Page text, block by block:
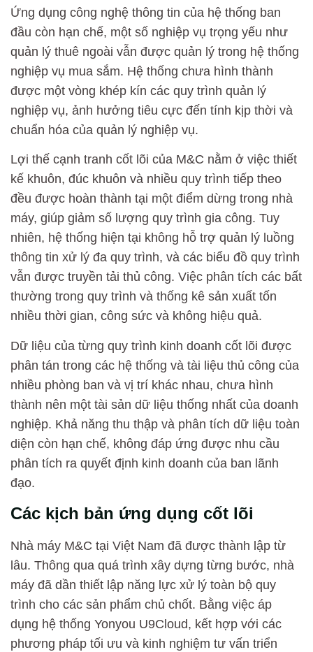
Ứng dụng công nghệ thông tin của hệ thống ban
đầu còn hạn chế, một số nghiệp vụ trọng yếu như
quản lý thuê ngoài vẫn được quản lý trong hệ thống
nghiệp vụ mua sắm. Hệ thống chưa hình thành
được một vòng khép kín các quy trình quản lý
nghiệp vụ, ảnh hưởng tiêu cực đến tính kịp thời và
chuẩn hóa của quản lý nghiệp vụ.
Lợi thế cạnh tranh cốt lõi của M&C nằm ở việc thiết
kế khuôn, đúc khuôn và nhiều quy trình tiếp theo
đều được hoàn thành tại một điểm dừng trong nhà
máy, giúp giảm số lượng quy trình gia công. Tuy
nhiên, hệ thống hiện tại không hỗ trợ quản lý luồng
thông tin xử lý đa quy trình, và các biểu đồ quy trình
vẫn được truyền tải thủ công. Việc phân tích các bất
thường trong quy trình và thống kê sản xuất tốn
nhiều thời gian, công sức và không hiệu quả.
Dữ liệu của từng quy trình kinh doanh cốt lõi được
phân tán trong các hệ thống và tài liệu thủ công của
nhiều phòng ban và vị trí khác nhau, chưa hình
thành nên một tài sản dữ liệu thống nhất của doanh
nghiệp. Khả năng thu thập và phân tích dữ liệu toàn
diện còn hạn chế, không đáp ứng được nhu cầu
phân tích ra quyết định kinh doanh của ban lãnh
đạo.
Các kịch bản ứng dụng cốt lõi
Nhà máy M&C tại Việt Nam đã được thành lập từ
lâu. Thông qua quá trình xây dựng từng bước, nhà
máy đã dần thiết lập năng lực xử lý toàn bộ quy
trình cho các sản phẩm chủ chốt. Bằng việc áp
dụng hệ thống Yonyou U9Cloud, kết hợp với các
phương pháp tối ưu và kinh nghiệm tư vấn triển